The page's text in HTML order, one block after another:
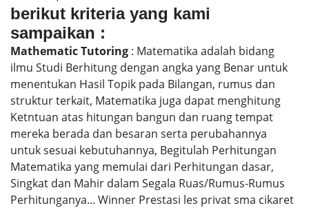
berikut kriteria yang kami
sampaikan :
Mathematic Tutoring : Matematika adalah bidang
ilmu Studi Berhitung dengan angka yang Benar untuk
menentukan Hasil Topik pada Bilangan, rumus dan
struktur terkait, Matematika juga dapat menghitung
Ketntuan atas hitungan bangun dan ruang tempat
mereka berada dan besaran serta perubahannya
untuk sesuai kebutuhannya, Begitulah Perhitungan
Matematika yang memulai dari Perhitungan dasar,
Singkat dan Mahir dalam Segala Ruas/Rumus-Rumus
Perhitunganya... Winner Prestasi les privat sma cikaret